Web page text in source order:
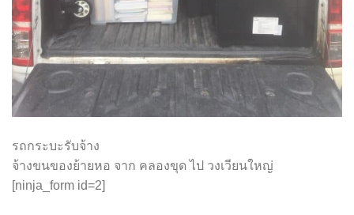
รถกระบะรับจ้าง
จ้างขนของย้ายหอ จาก คลองขุด ไป วงเวียนใหญ่
[ninja_form id=2]